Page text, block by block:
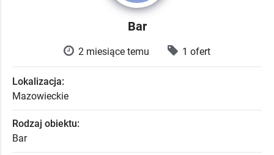
Bar
2 miesiące temu 1 ofert
Lokalizacja:
Mazowieckie
Rodzaj obiektu:
Bar